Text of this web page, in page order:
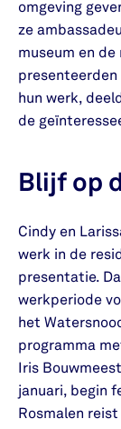
omgeving
ze
museum en de
presenteerden
hun werk,
de
Blijf op
Cindy en
werk in de
presentatie.
werkperiode
het
programma
Iris
januari, begin
Rosmalen